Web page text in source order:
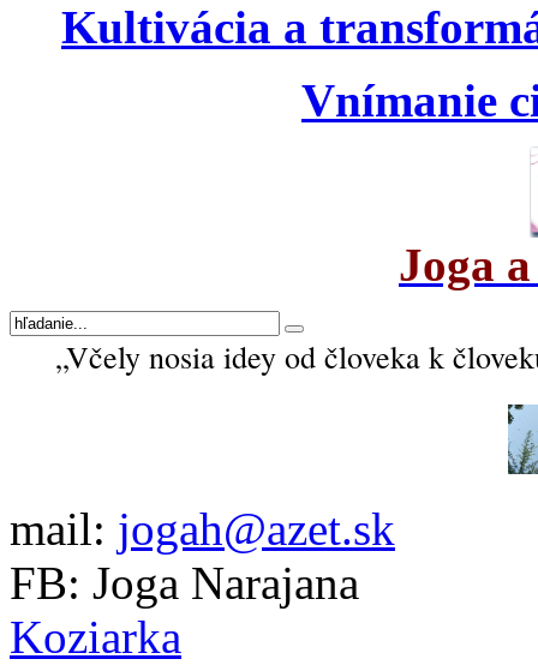
Kultivácia a
Vnímanie
Joga
„Včely nosia idey od človeka k
mail: jogah@azet.sk
FB: Joga Narajana
Koziarka